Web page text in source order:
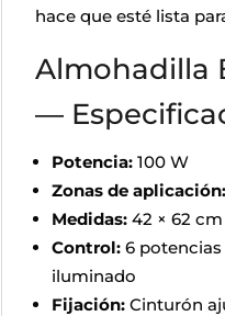
hace que esté lista
Almohadilla
—
Potencia:100 W
Zonas de aplicación:
Medidas:42 × 62 cm
Control:6 potencias
iluminado
Fijación:Cinturón